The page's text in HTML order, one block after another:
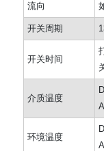
流向
开关周期
开关时间
介质温度
环境温度